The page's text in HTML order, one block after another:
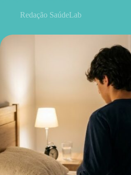
Redação SaúdeLab